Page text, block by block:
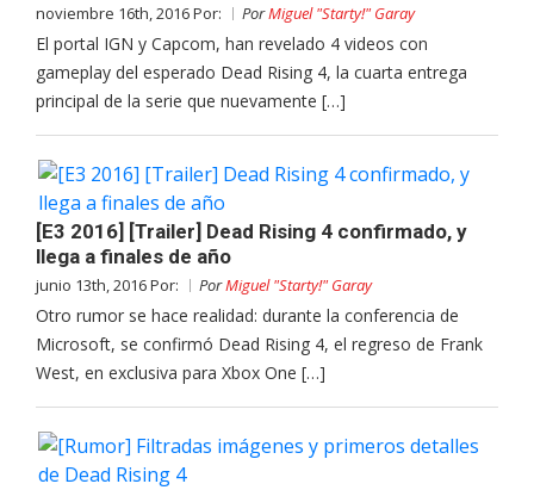
noviembre 16th, 2016 Por: PorMiguel "Starty!" Garay
El portal IGN y Capcom, han revelado 4 videos con
gameplay del esperado Dead Rising 4, la cuarta entrega
principal de la serie que nuevamente […]
[E3 2016] [Trailer] Dead Rising 4 confirmado, y
llega a finales de año
junio 13th, 2016 Por: PorMiguel "Starty!" Garay
Otro rumor se hace realidad: durante la conferencia de
Microsoft, se confirmó Dead Rising 4, el regreso de Frank
West, en exclusiva para Xbox One […]